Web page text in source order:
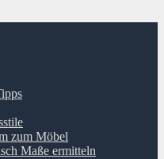
zum Möbel
Maße ermitteln